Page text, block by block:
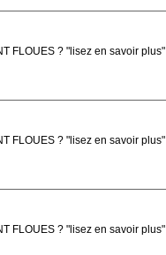
FLOUES ? "lisez en savoir plus"
FLOUES ? "lisez en savoir plus"
FLOUES ? "lisez en savoir plus"